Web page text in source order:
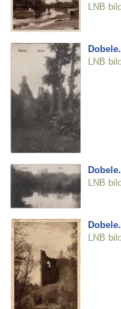
LNB
LNB
LNB
LNB